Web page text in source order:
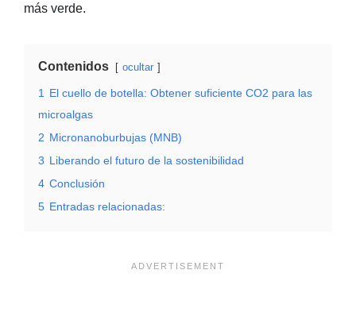
más verde.
Contenidos ocultar
1
El cuello de botella: Obtener suficiente CO2 para las
microalgas
2 Micronanoburbujas (MNB)
3 Liberando el futuro de la sostenibilidad
4 Conclusión
5 Entradas relacionadas: